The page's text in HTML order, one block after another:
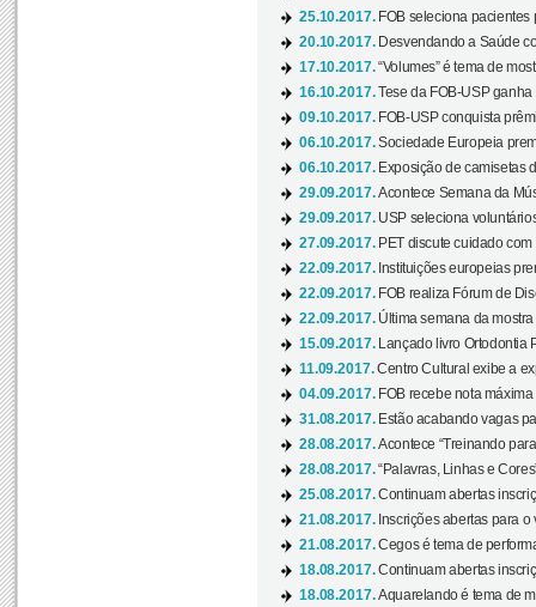
25.10.2017. FOB seleciona pacientes
20.10.2017. Desvendando a Saúde
17.10.2017.“Volumes” é tema de
16.10.2017.Tese da FOB-USP
09.10.2017. FOB-USP conquista
06.10.2017.Sociedade Europeia
06.10.2017. Exposição de camisetas
29.09.2017.Acontece Semana da
29.09.2017. USP seleciona
27.09.2017. PET discute cuidado
22.09.2017. Instituições europeias
22.09.2017. FOB realiza Fórum de
22.09.2017. Última semana da mostra
15.09.2017.
Lançado livro Ortodontia
11.09.2017.Centro Cultural exibe a
04.09.2017. FOB recebe nota
31.08.2017. Estão acabando vagas
28.08.2017.Acontece “Treinando
28.08.2017.“Palavras, Linhas e
25.08.2017.Continuam abertas
21.08.2017. Inscrições abertas para
21.08.2017.Cegos é tema de
18.08.2017.Continuam abertas
18.08.2017.Aquarelando é tema de